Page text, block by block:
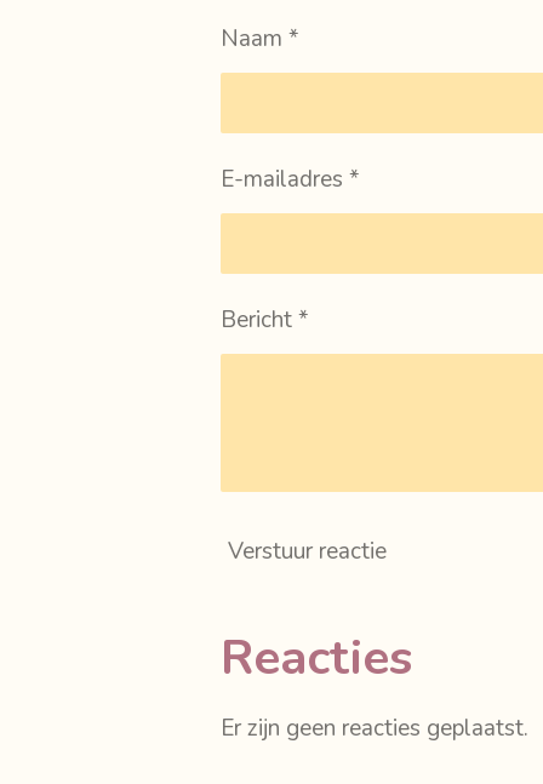
Naam *
E-mailadres *
Bericht *
Verstuur reactie
Reacties
Er zijn geen reacties geplaatst.